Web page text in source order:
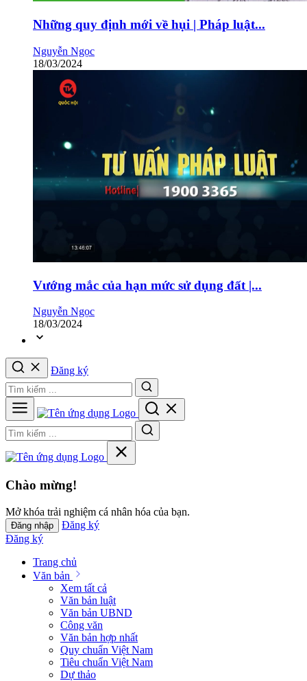
Những quy định mới về hụi | Pháp luật...
Nguyễn Ngọc
18/03/2024
Vướng mắc của hạn mức sử dụng đất |...
Nguyễn Ngọc
18/03/2024
Đăng ký
Chào mừng!
Mở khóa trải nghiệm cá nhân hóa của bạn.
Đăng nhập
Đăng ký
Đăng ký
Trang chủ
Văn bản
Xem tất cả
Văn bản luật
Văn bản UBND
Công văn
Văn bản hợp nhất
Quy chuẩn Việt Nam
Tiêu chuẩn Việt Nam
Dự thảo